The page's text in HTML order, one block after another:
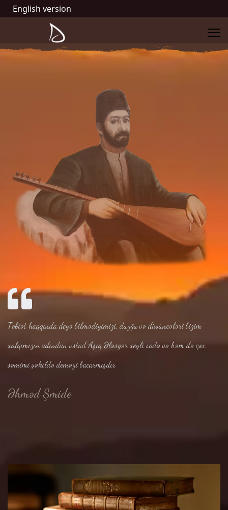
English version
Təbiət haqqında deyə bilmədiyimizi, duyğu və düşüncələri bizim
xalqımızın adından ustad Aşıq Ələsgər xeyli sadə və həm də çox
səmimi şəkildə deməyi bacarmışdır
Əhməd Şmide